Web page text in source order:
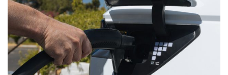
Concessions
Appeler nous maintenant!